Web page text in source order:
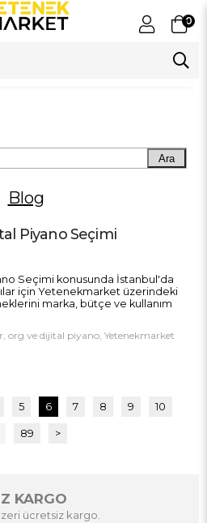
0
Ara
Blog
Piyano Seçimi
Seçimi konusunda İstanbul'da
için Yetenekmarket üzerindeki
marka, bütçe ve kullanım
org ve dijital piyano, Yetenekmarket
5 6 7 8 9 10
89 >
KARGO
ücretsiz kargo.